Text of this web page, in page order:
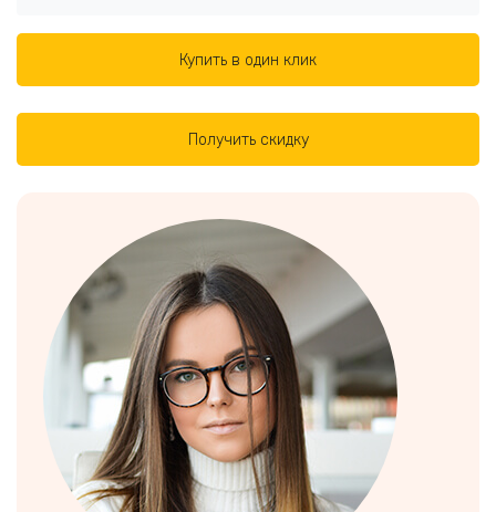
Купить в один клик
Получить скидку